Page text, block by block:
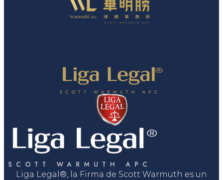
Liga Legal®, la Firma de Scott Warmuth es un